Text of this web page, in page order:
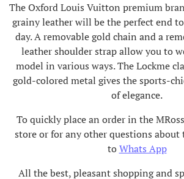
The Oxford Louis Vuitton premium
grainy leather will be the perfect end
day. A removable gold chain and a
leather shoulder strap allow you to
model in various ways. The Lockme
gold-colored metal gives the sports-
of elegance.
To quickly place an order in the
store or for any other questions
to Whats App
All the best, pleasant shopping and